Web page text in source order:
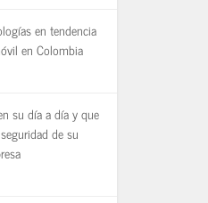
en tendencia
en Colombia
su día a día y que
de su